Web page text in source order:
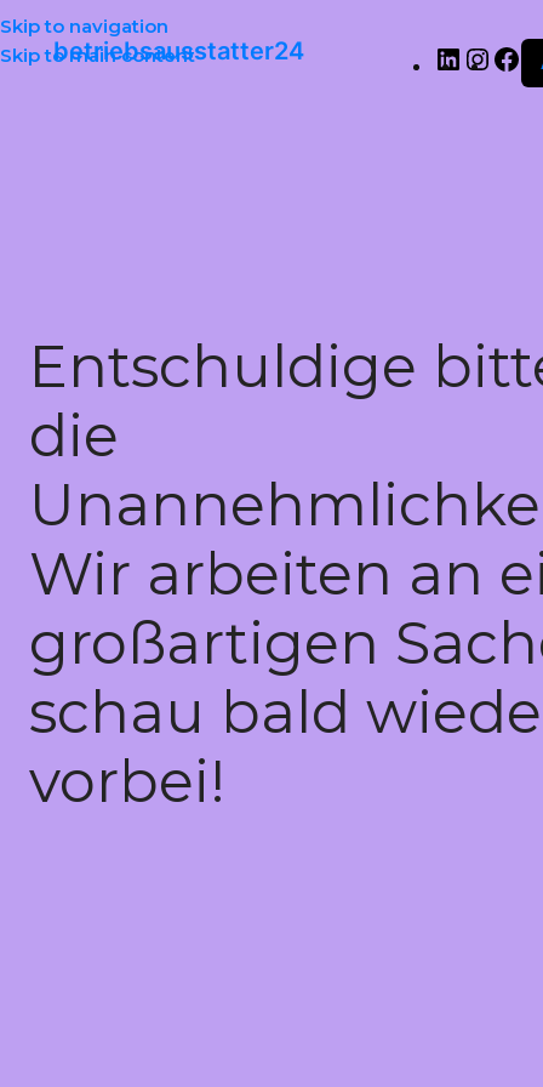
Skip to navigation
Skip to main content
betriebsausstatter24
Entschuldige
die
Wir arbeiten an
großartigen
schau bald
vorbei!